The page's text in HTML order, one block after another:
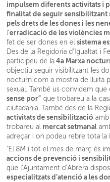
impulsem diferents activitats i
finalitat de seguir
pels drets de les dones i les
l’erradicació de les violències
fet de ser dones en elsistema
Des de la Regidoria d’Igualtat i
participeu de la 4a Marxa
objectiu seguir visibilitzant les
nocturn com a mostra de lluita
sexual. També us convidem que
sense por” que trobareu a la
ciutadania. També des de la
activitats de sensibilització
trobareu al mercat setmanal
adreçar i on podeu rebre tota la
"El 8M i tot el mes de març és
accions de prevenció i
que l’Ajuntament d’Abrera
especialitzats d’atenció a les